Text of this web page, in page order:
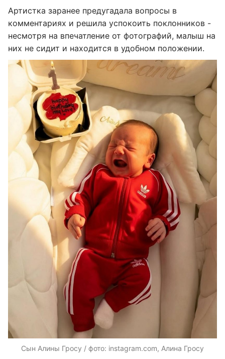
Артистка заранее предугадала вопросы в
комментариях и решила успокоить поклонников -
несмотря на впечатление от фотографий, малыш на
них не сидит и находится в удобном положении.
Сын Алины Гросу / фото: instagram.com, Алина Гросу